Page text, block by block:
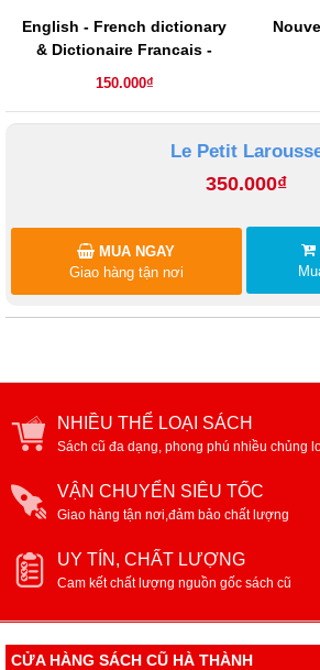
English - French dictionary
& Dictionaire Francais -
Anglais
150.000₫
Le Petit
350.000₫
MUA NGAY
Giao hàng tận nơi
NHIỀU THỂ LOẠI SÁCH
Sách cũ đa dạng, phong phú nhiều chủng
VẬN CHUYỂN SIÊU TỐC
Giao hàng tận nơi,đảm bảo chất lượng
UY TÍN, CHẤT LƯỢNG
Cam kết chất lượng nguồn gốc sách cũ
CỬA HÀNG SÁCH CŨ HÀ THÀNH